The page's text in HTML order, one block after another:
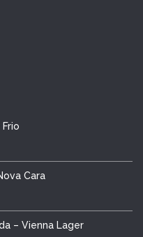
Cara
– Vienna Lager